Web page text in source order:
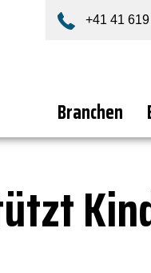
+41 41
Branchen